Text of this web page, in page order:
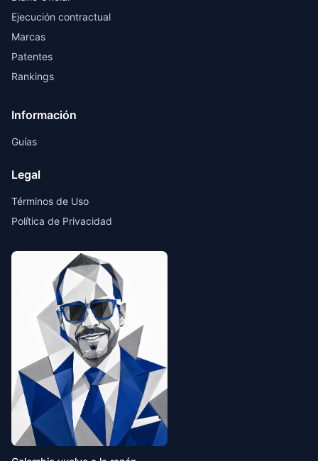
Ejecución contractual
Marcas
Patentes
Rankings
Información
Guías
Legal
Términos de Uso
Política de Privacidad